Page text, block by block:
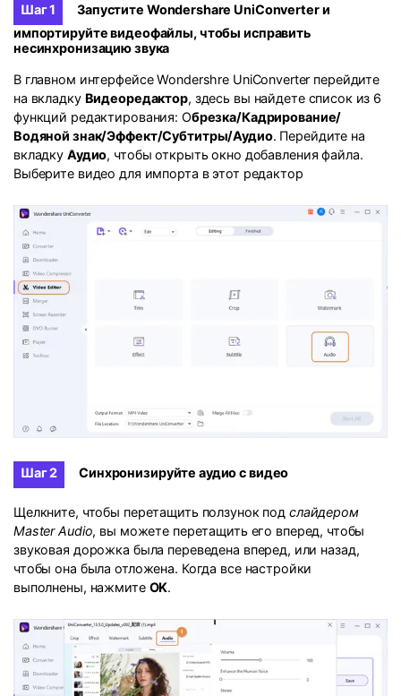
Шаг 1
Запустите Wondershare UniConverter и
импортируйте видеофайлы, чтобы исправить
несинхронизацию звука
В главном интерфейсе Wondershre UniConverter перейдите
на вкладку Видеоредактор, здесь вы найдете список из 6
функций редактирования: Обрезка/Кадрирование/
Водяной знак/Эффект/Субтитры/Аудио. Перейдите на
вкладку Аудио, чтобы открыть окно добавления файла.
Выберите видео для импорта в этот редактор
Шаг 2 Синхронизируйте аудио с видео
Щелкните, чтобы перетащить ползунок под слайдером
Master Audio, вы можете перетащить его вперед, чтобы
звуковая дорожка была переведена вперед, или назад,
чтобы она была отложена. Когда все настройки
выполнены, нажмите OK.